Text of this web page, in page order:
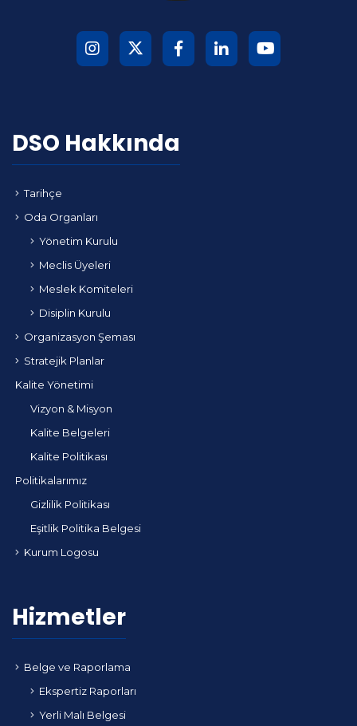
DSO Hakkında
Tarihçe
Oda Organları
Yönetim Kurulu
Meclis Üyeleri
Meslek Komiteleri
Disiplin Kurulu
Organizasyon Şeması
Stratejik Planlar
Kalite Yönetimi
Vizyon & Misyon
Kalite Belgeleri
Kalite Politikası
Politikalarımız
Gizlilik Politikası
Eşitlik Politika Belgesi
Kurum Logosu
Hizmetler
Belge ve Raporlama
Ekspertiz Raporları
Yerli Malı Belgesi